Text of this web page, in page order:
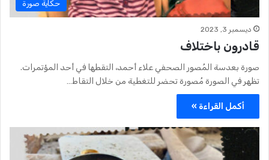
حكاية صورة
ديسمبر 3, 2023
قادرون باختلاف
صورة بعدسة المُصور الصحفي علاء أحمد، التقطها في أحد المؤتمرات.
تظهر في الصورة مُصورة تحضر للتغطية من خلال التقاط…
أكمل القراءة »